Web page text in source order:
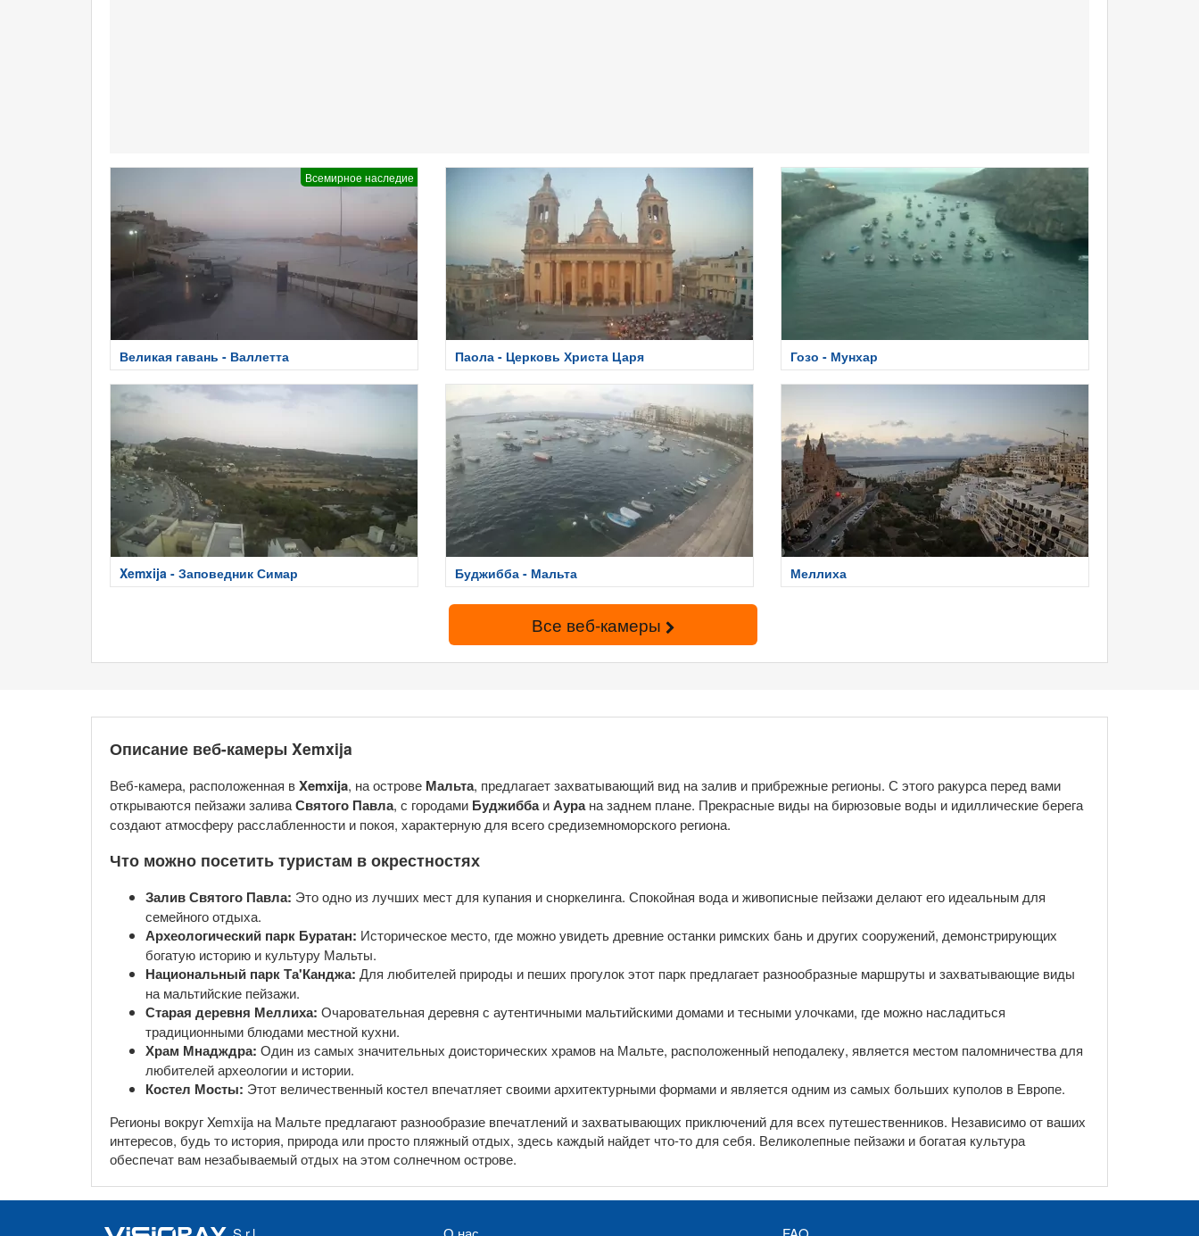
Всемирное наследие
Великая гавань - Валлетта Паола - Церковь Христа Царя Гозо - Мунхар
Xemxija - Заповедник Симар Буджибба - Мальта Меллиха
Все веб-камеры
Описание веб-камеры Xemxija
Веб-камера, расположенная вXemxija, на острове Мальта, предлагает захватывающий вид на залив и прибрежные регионы. С этого ракурса перед вами
открываются пейзажи заливаСвятого Павла, с городами БуджиббаиАурана заднем плане. Прекрасные виды на бирюзовые воды и идиллические берега
создают атмосферу расслабленности и покоя, характерную для всего средиземноморского региона.
Что можно посетить туристам в окрестностях
Залив Святого Павла: Это одно из лучших мест для купания и сноркелинга. Спокойная вода и живописные пейзажи делают его идеальным для
семейного отдыха.
Археологический парк Буратан: Историческое место, где можно увидеть древние останки римских бань и других сооружений, демонстрирующих
богатую историю и культуру Мальты.
Национальный парк Та'Канджа: Для любителей природы и пеших прогулок этот парк предлагает разнообразные маршруты и захватывающие виды
на мальтийские пейзажи.
Старая деревня Меллиха: Очаровательная деревня с аутентичными мальтийскими домами и тесными улочками, где можно насладиться
традиционными блюдами местной кухни.
Храм Мнадждра: Один из самых значительных доисторических храмов на Мальте, расположенный неподалеку, является местом паломничества для
любителей археологии и истории.
Костел Мосты: Этот величественный костел впечатляет своими архитектурными формами и является одним из самых больших куполов в Европе.
Регионы вокруг Xemxija на Мальте предлагают разнообразие впечатлений и захватывающих приключений для всех путешественников. Независимо от ваших
интересов, будь то история, природа или просто пляжный отдых, здесь каждый найдет что-то для себя. Великолепные пейзажи и богатая культура
обеспечат вам незабываемый отдых на этом солнечном острове.